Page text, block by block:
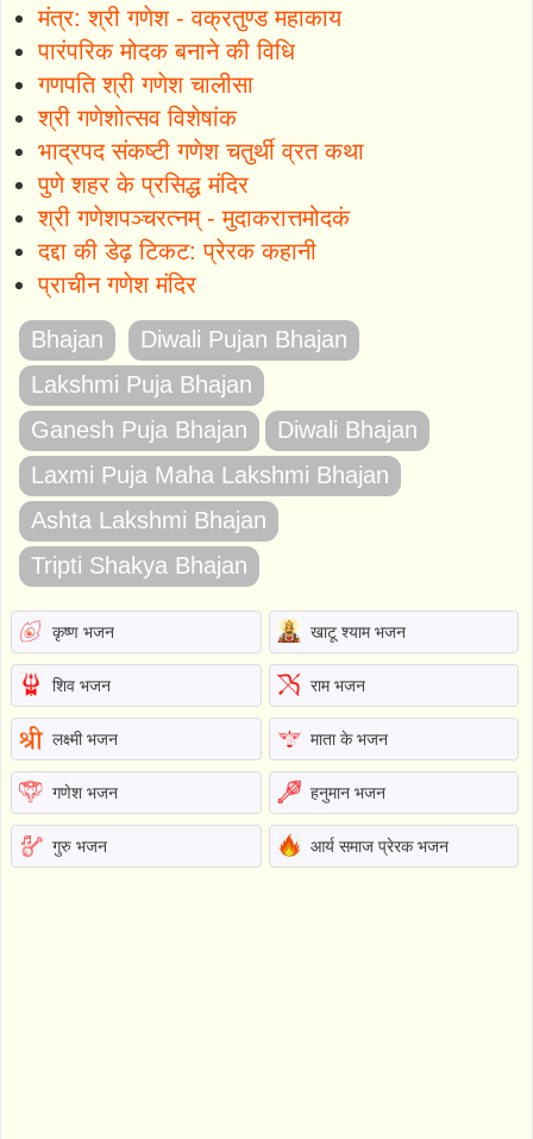
मंत्र: श्री गणेश - वक्रतुण्ड महाकाय
पारंपरिक मोदक बनाने की विधि
गणपति श्री गणेश चालीसा
श्री गणेशोत्सव विशेषांक
भाद्रपद संकष्टी गणेश चतुर्थी व्रत कथा
पुणे शहर के प्रसिद्ध मंदिर
श्री गणेशपञ्चरत्नम् - मुदाकरात्तमोदकं
दद्दा की डेढ़ टिकट: प्रेरक कहानी
प्राचीन गणेश मंदिर
Bhajan
Diwali Pujan Bhajan
Lakshmi Puja Bhajan
Ganesh Puja Bhajan
Diwali Bhajan
Laxmi Puja Maha Lakshmi Bhajan
Ashta Lakshmi Bhajan
Tripti Shakya Bhajan
कृष्ण भजन खाटू श्याम भजन
शिव भजन राम भजन
लक्ष्मी भजन माता के भजन
गणेश भजन हनुमान भजन
गुरु भजन आर्य समाज प्रेरक भजन